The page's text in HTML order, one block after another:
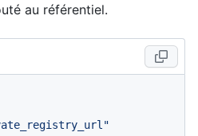
au référentiel.